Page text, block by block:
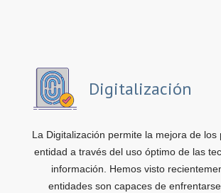
Digitalización
La Digitalización permite la mejora de los
entidad a través del uso óptimo de las
información. Hemos visto
entidades son capaces de